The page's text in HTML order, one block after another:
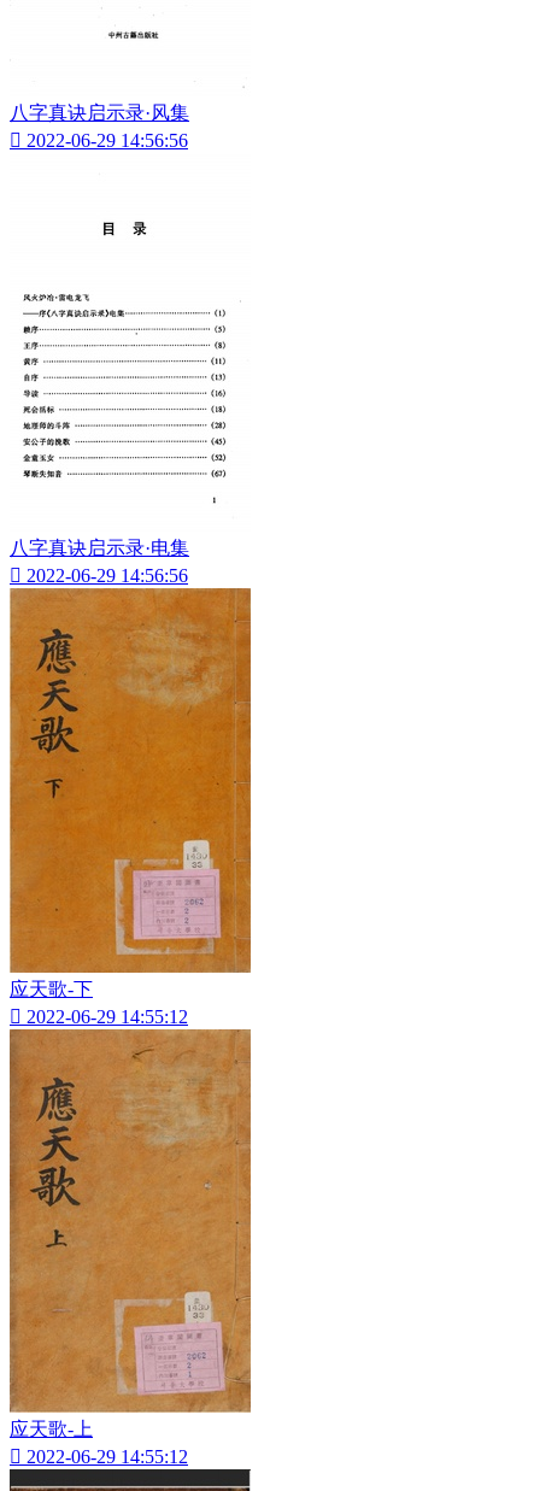
八字真诀启示录·风集
 2022-06-29 14:56:56
八字真诀启示录·电集
 2022-06-29 14:56:56
应天歌-下
 2022-06-29 14:55:12
应天歌-上
 2022-06-29 14:55:12